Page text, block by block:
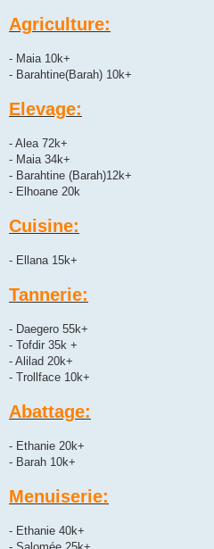
Agriculture:
- Maia 10k+
- Barahtine(Barah) 10k+
Elevage:
- Alea 72k+
- Maia 34k+
- Barahtine (Barah)12k+
- Elhoane 20k
Cuisine:
- Ellana 15k+
Tannerie:
- Daegero 55k+
- Tofdir 35k +
- Alilad 20k+
- Trollface 10k+
Abattage:
- Ethanie 20k+
- Barah 10k+
Menuiserie:
- Ethanie 40k+